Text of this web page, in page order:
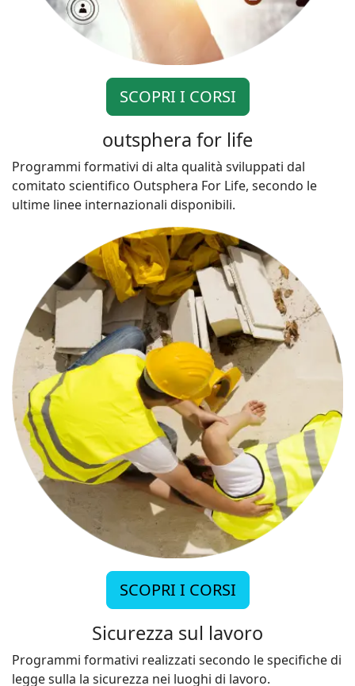
SCOPRI I CORSI
outsphera for life
Programmi formativi di alta qualità sviluppati dal
comitato scientifico Outsphera For Life, secondo le
ultime linee internazionali disponibili.
SCOPRI I CORSI
Sicurezza sul lavoro
Programmi formativi realizzati secondo le specifiche di
legge sulla la sicurezza nei luoghi di lavoro.